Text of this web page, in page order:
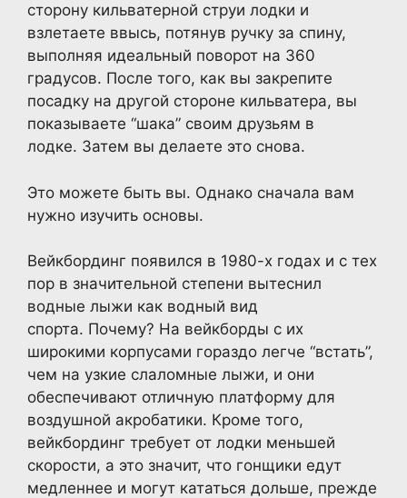
сторону кильватерной струи лодки и
взлетаете ввысь, потянув ручку за спину,
выполняя идеальный поворот на 360
градусов. После того, как вы закрепите
посадку на другой стороне кильватера, вы
показываете “шака” своим друзьям в
лодке. Затем вы делаете это снова.
Это можете быть вы. Однако сначала вам
нужно изучить основы.
Вейкбординг появился в 1980-х годах и с тех
пор в значительной степени вытеснил
водные лыжи как водный вид
спорта. Почему? На вейкборды с их
широкими корпусами гораздо легче “встать”,
чем на узкие слаломные лыжи, и они
обеспечивают отличную платформу для
воздушной акробатики. Кроме того,
вейкбординг требует от лодки меньшей
скорости, а это значит, что гонщики едут
медленнее и могут кататься дольше, прежде